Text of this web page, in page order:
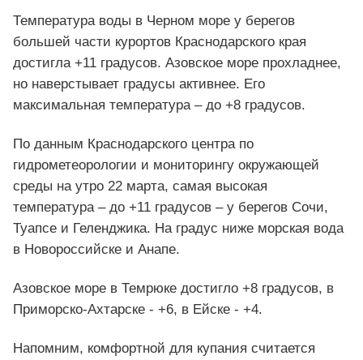
Температура воды в Черном море у берегов
большей части курортов Краснодарского края
достигла +11 градусов. Азовское море прохладнее,
но наверстывает градусы активнее. Его
максимальная температура – до +8 градусов.
По данным Краснодарского центра по
гидрометеорологии и мониторингу окружающей
среды на утро 22 марта, самая высокая
температура – до +11 градусов – у берегов Сочи,
Туапсе и Геленджика. На градус ниже морская вода
в Новороссийске и Анапе.
Азовское море в Темрюке достигло +8 градусов, в
Приморско-Ахтарске - +6, в Ейске - +4.
Напомним, комфортной для купания считается